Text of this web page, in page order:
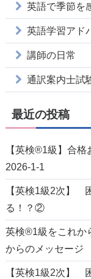
英語で季節を
英語学習アド
講師の日常
通訳案内士試
最近の投稿
【英検®️1級】合
2026-1-1
【英検1級2次】
る！？②
英検®️1級をこれか
からのメッセージ
【英検1級2次】